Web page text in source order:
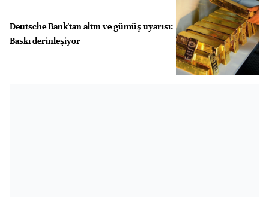
Deutsche Bank'tan altın ve gümüş uyarısı:
Baskı derinleşiyor